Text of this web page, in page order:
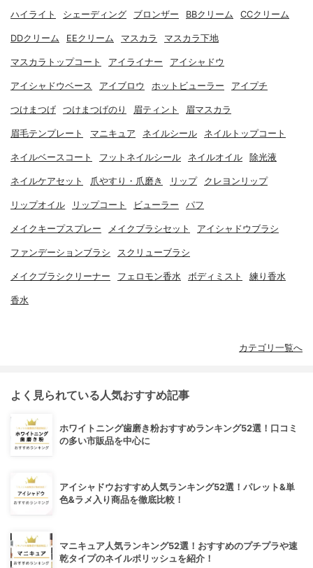
ハイライト シェーディング ブロンザー BBクリーム CCクリーム
DDクリーム EEクリーム マスカラ マスカラ下地
マスカラトップコート アイライナー アイシャドウ
アイシャドウベース アイブロウ ホットビューラー アイプチ
つけまつげ つけまつげのり 眉ティント 眉マスカラ
眉毛テンプレート マニキュア ネイルシール ネイルトップコート
ネイルベースコート フットネイルシール ネイルオイル 除光液
ネイルケアセット 爪やすり・爪磨き リップ クレヨンリップ
リップオイル リップコート ビューラー パフ
メイクキープスプレー メイクブラシセット アイシャドウブラシ
ファンデーションブラシ スクリューブラシ
メイクブラシクリーナー フェロモン香水 ボディミスト 練り香水
香水
カテゴリ一覧へ
よく見られている人気おすすめ記事
ホワイトニング歯磨き粉おすすめランキング52選！口コミ
の多い市販品を中心に
アイシャドウおすすめ人気ランキング52選！パレット&単
色&ラメ入り商品を徹底比較！
マニキュア人気ランキング52選！おすすめのプチプラや速
乾タイプのネイルポリッシュを紹介！